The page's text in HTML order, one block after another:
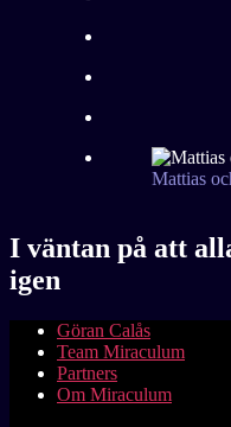
Mattias
I väntan på att
igen
Göran Calås
Team Miraculum
Partners
Om Miraculum